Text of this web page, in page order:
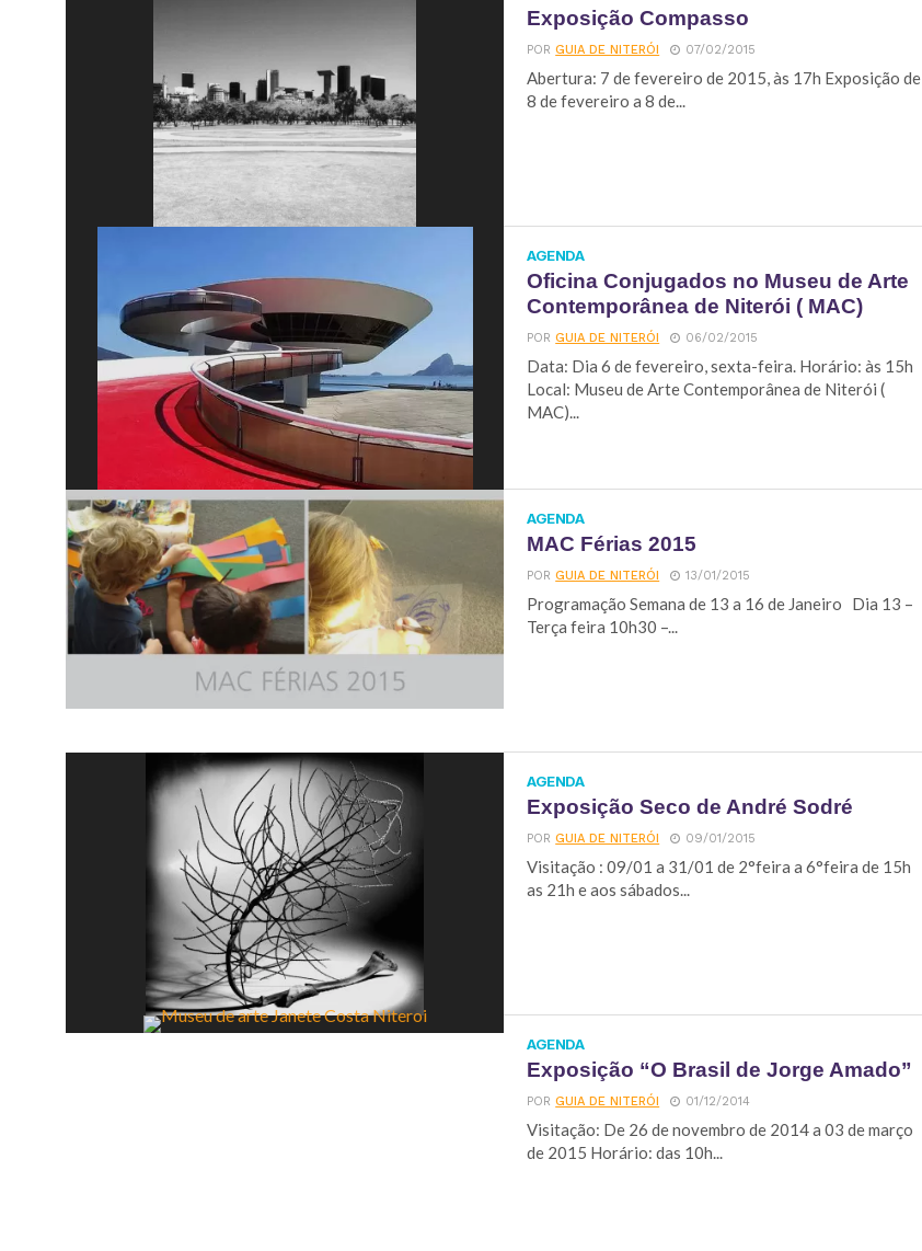
Exposição Compasso
PORGUIA DE NITERÓI 07/02/2015
Abertura: 7 de fevereiro de 2015, às 17h Exposição de
8 de fevereiro a 8 de...
AGENDA
Oficina Conjugados no Museu de Arte
Contemporânea de Niterói ( MAC)
PORGUIA DE NITERÓI 06/02/2015
Data: Dia 6 de fevereiro, sexta-feira. Horário: às 15h
Local: Museu de Arte Contemporânea de Niterói (
MAC)...
AGENDA
MAC Férias 2015
PORGUIA DE NITERÓI 13/01/2015
Programação Semana de 13 a 16 de Janeiro Dia 13 –
Terça feira 10h30 –...
AGENDA
Exposição Seco de André Sodré
PORGUIA DE NITERÓI 09/01/2015
Visitação : 09/01 a 31/01 de 2°feira a 6°feira de 15h
as 21h e aos sábados...
AGENDA
Exposição “O Brasil de Jorge Amado”
PORGUIA DE NITERÓI 01/12/2014
Visitação: De 26 de novembro de 2014 a 03 de março
de 2015 Horário: das 10h...